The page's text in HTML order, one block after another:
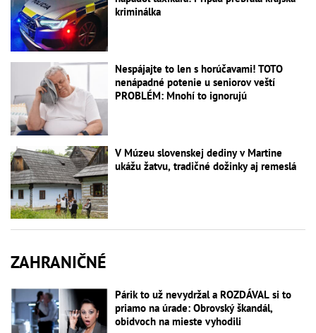
kriminálka
Nespájajte to len s horúčavami! TOTO
nenápadné potenie u seniorov veští
PROBLÉM: Mnohí to ignorujú
V Múzeu slovenskej dediny v Martine
ukážu žatvu, tradičné dožinky aj remeslá
ZAHRANIČNÉ
Párik to už nevydržal a ROZDÁVAL si to
priamo na úrade: Obrovský škandál,
obidvoch na mieste vyhodili